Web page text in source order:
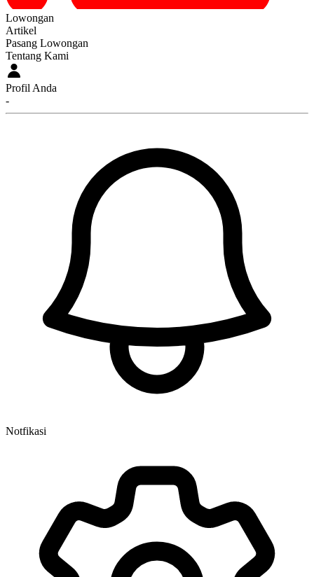
Lowongan
Artikel
Pasang Lowongan
Tentang Kami
Profil Anda
-
Notfikasi